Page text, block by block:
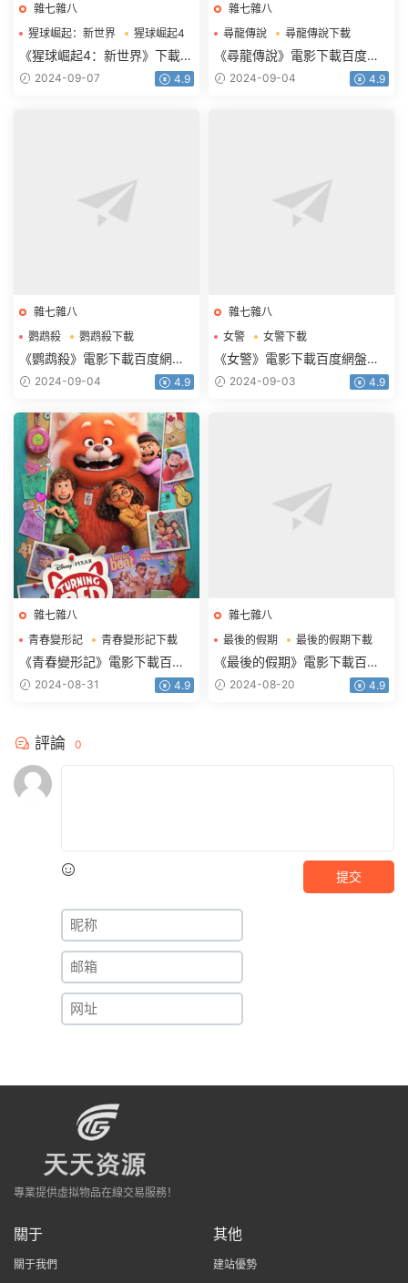
雜七雜八
猩球崛起：新世界
猩球崛起4
猩球崛起4下載
《猩球崛起4：新世界》下載電
影百度網盤BD國英雙語雙字
2024-09-07 4.9
雜七雜八
尋龍傳說
尋龍傳說下載
尋龍傳說電影下載
《尋龍傳說》電影下載百度網
盤2021藍光國語英雙字
2024-09-04 4.9
雜七雜八
鹦鹉殺
鹦鹉殺下載
鹦鹉殺電影下載
《鹦鹉殺》電影下載百度網盤
2023_HD國語中字2.16GB
2024-09-04 4.9
雜七雜八
女警
女警下載
女警電影下載
《女警》電影下載百度網盤
HD.720p.韓語中字1.27GB
2024-09-03 4.9
雜七雜八
青春變形記
青春變形記下載
青春變形記電影下載
《青春變形記》電影下載百度
網盤藍光國粵英3語中字
2024-08-31 4.9
雜七雜八
最後的假期
最後的假期下載
最後的假期電影下載
《最後的假期》電影下載百度
網盤0.94G中英雙字
2024-08-20 4.9
評論 0
提交
專業提供虛拟物品在線交易服務！
關于
關于我們
其他
建站優勢